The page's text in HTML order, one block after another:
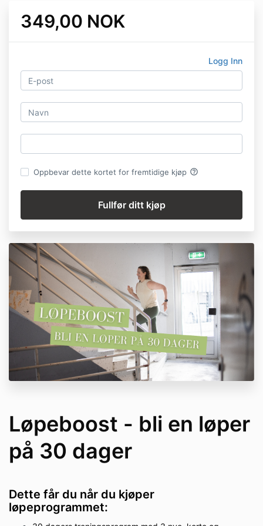
349,00 NOK
Logg Inn
Oppbevar dette kortet for fremtidige kjøp help_outline
Løpeboost - bli en løper
på 30 dager
Dette får du når du kjøper
løpeprogrammet: